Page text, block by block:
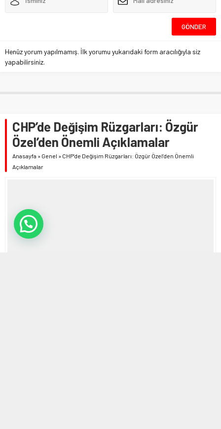
Henüz yorum yapılmamış. İlk yorumu yukarıdaki form aracılığıyla siz
yapabilirsiniz.
CHP’de Değişim Rüzgarları: Özgür
Özel’den Önemli Açıklamalar
Anasayfa » Genel » CHP’de Değişim Rüzgarları: Özgür Özel’den Önemli
Açıklamalar